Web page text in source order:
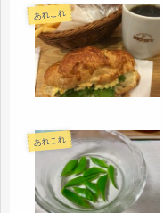
あれこれ
あれこれ